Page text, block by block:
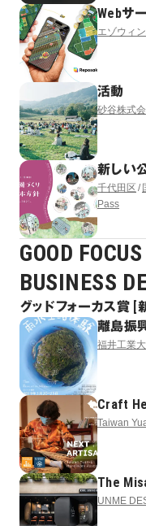
Webサ
エゾウィ
活動
砂谷株式
新しい
千代田区
Pass
GOOD
BUSINESS
グッドフォーカス賞 [
離島振
福井工業
Craft
Taiwan
The
UNME